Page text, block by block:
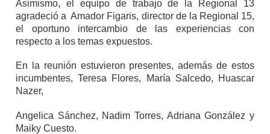
Asimismo, el equipo de trabajo de la Regional 13
agradeció a Amador Figaris, director de la Regional 15,
el oportuno intercambio de las experiencias con
respecto a los temas expuestos.
En la reunión estuvieron presentes, además de estos
incumbentes, Teresa Flores, María Salcedo, Huascar
Nazer,
Angelica Sánchez, Nadim Torres, Adriana González y
Maiky Cuesto.